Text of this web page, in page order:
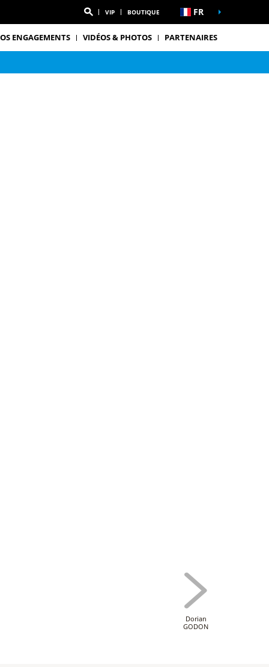
VIP BOUTIQUE FR
ENGAGEMENTS VIDÉOS & PHOTOS PARTENAIRES
Dorian
GODON